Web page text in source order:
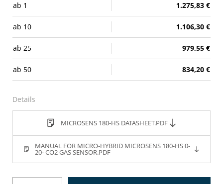
ab 1 1.275,83 €
ab 10 1.106,30 €
ab 25 979,55 €
ab 50 834,20 €
Details
MICROSENS 180-HS DATASHEET.PDF
MANUAL FOR MICRO-HYBRID MICROSENS 180-HS 0-
20- CO2 GAS SENSOR.PDF